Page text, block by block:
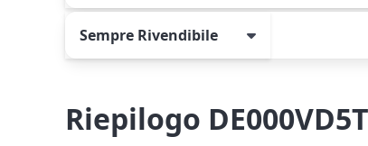
Sempre Rivendibile
Riepilogo